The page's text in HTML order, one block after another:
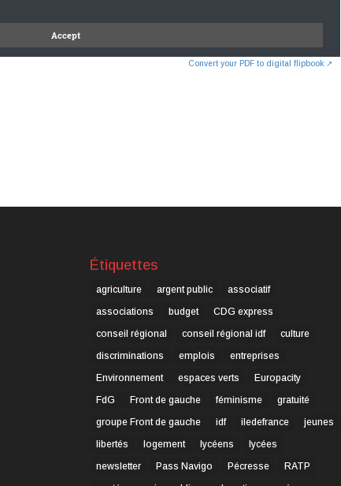
Convert your PDF to digital flipbook ↗
Étiquettes
agriculture argent public
associatif
associations
budget
CDG express
conseil régional
conseil régional idf
culture
discriminations
emplois
entreprises
Environnement
espaces verts
Europacity
FdG
Front de gauche féminisme
gratuité
groupe Front de gauche
idf iledefrance
jeunes
libertés
logement lycéens
lycées
newsletter
Pass Navigo Pécresse
RATP